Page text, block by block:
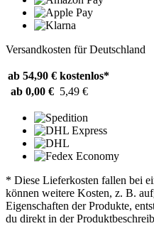
Versandkosten für Deutschland
ab 54,90 € kostenlos*
ab 0,00 € 5,49 €
* Diese Lieferkosten fallen bei
können weitere Kosten, z. B.
Eigenschaften der Produkte,
du direkt in der